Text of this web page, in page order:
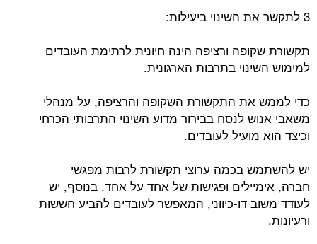
3 לתקשר את השינוי ביעילות:
תקשורת שקופה ורציפה הינה חיונית לרתימת העובדים
למימוש השינוי בתרבות הארגונית.
כדי לממש את התקשורת השקופה והרציפה, על מנהלי
משאבי אנוש לנסח בבירור מדוע השינוי התרבותי הכרחי
וכיצד הוא מועיל לעובדים.
יש להשתמש בכמה ערוצי תקשורת לרבות מפגשי
חברה, אימיילים ופגישות של אחד על אחד. בנוסף, יש
לעודד משוב דו-כיווני, המאפשר לעובדים להביע חששות
ורעיונות.